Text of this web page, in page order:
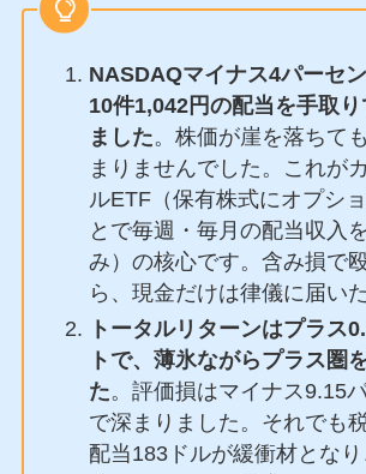
NASDAQマイナス4パーセン
10件1,042円の配当を手取り
ました。株価が崖を落ちて
まりませんでした。これが
ルETF（保有株式にオプシ
とで毎週・毎月の配当収入
み）の核心です。含み損で
ら、現金だけは律儀に届い
トータルリターンはプラス
トで、薄氷ながらプラス圏
た。評価損はマイナス9.15
で深まりました。それでも
配当183ドルが緩衝材とな